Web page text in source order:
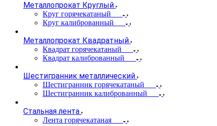
Металлопрокат Круглый
Круг горячекатаный
Круг калиброванный
Металлопрокат Квадратный
Квадрат горячекатаный
Квадрат калиброванный
Шестигранник металлический
Шестигранник горячекатаный
Шестигранник калиброванный
Стальная лента
Лента горячекатаная